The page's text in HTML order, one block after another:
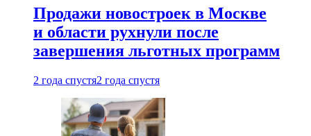
Продажи новостроек в Москве
и области рухнули после
завершения льготных программ
2 года спустя2 года спустя